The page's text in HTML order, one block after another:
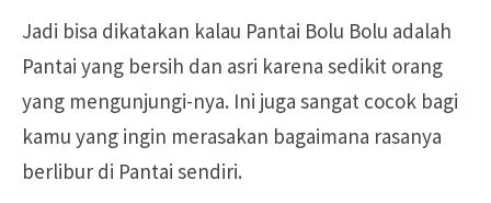
Jadi bisa dikatakan kalau Pantai Bolu Bolu adalah
Pantai yang bersih dan asri karena sedikit orang
yang mengunjungi-nya. Ini juga sangat cocok bagi
kamu yang ingin merasakan bagaimana rasanya
berlibur di Pantai sendiri.